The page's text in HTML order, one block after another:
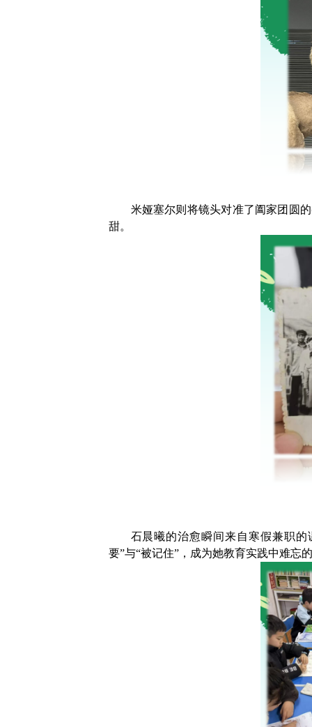
米娅塞尔则将镜头对准了阖家团圆
甜。
石晨曦的治愈瞬间来自寒假兼职
要”与“被记住”，成为她教育实践中难忘